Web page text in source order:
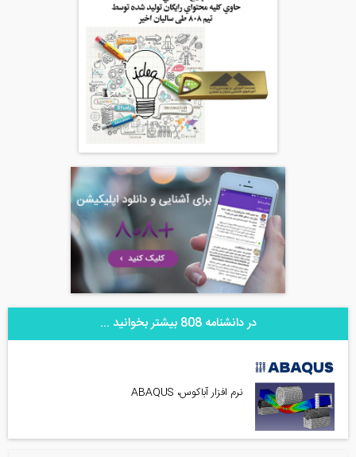
در دانشنامه 808 بیشتر بخوانید ...
نرم افزار آباکوس، ABAQUS